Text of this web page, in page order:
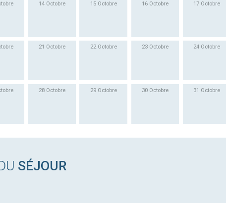
14 Octobre 15 Octobre 16 Octobre 17 Octobre
21 Octobre 22 Octobre 23 Octobre 24 Octobre
28 Octobre 29 Octobre 30 Octobre 31 Octobre
SÉJOUR